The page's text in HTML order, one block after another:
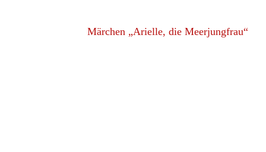
Märchen „Arielle, die Meerjungfrau“